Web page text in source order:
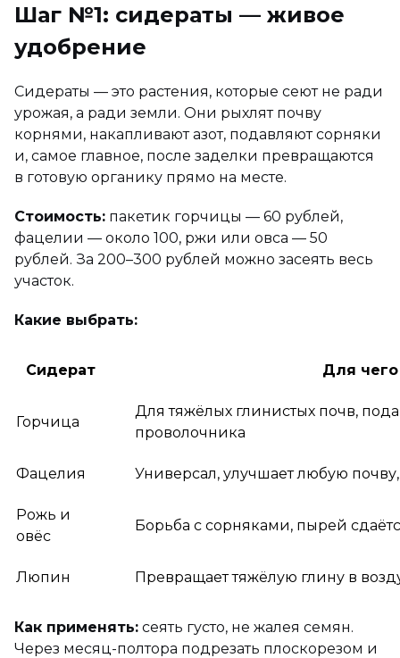
Шаг №1: сидераты — живое
удобрение
Сидераты — это растения, которые сеют не ради
урожая, а ради земли. Они рыхлят почву
корнями, накапливают азот, подавляют сорняки
и, самое главное, после заделки превращаются
в готовую органику прямо на месте.
Стоимость: пакетик горчицы — 60 рублей,
фацелии — около 100, ржи или овса — 50
рублей. За 200–300 рублей можно засеять весь
участок.
Какие выбрать:
Сидерат Для
Горчица
Для тяжёлых глинистых почв,
проволочника
Фацелия Универсал, улучшает любую
Рожь и
овёс
Борьба с сорняками, пырей
Люпин Превращает тяжёлую глину в
Как применять: сеять густо, не жалея семян.
Через месяц-полтора подрезать плоскорезом и